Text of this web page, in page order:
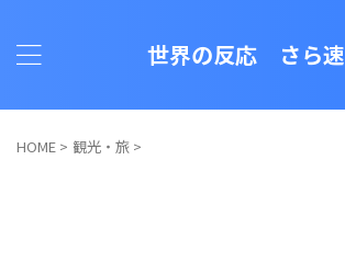
世界の反応 さら速
HOME > 観光・旅 >